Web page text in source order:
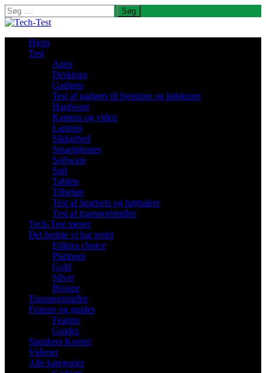
Søg
efter:
Hjem
Test
Apps
Desktops
Gadgets
Test af gadgets til hjemmet og køkkenet
Hardware
Kamera og video
Laptops
Sikkerhed
Smartphones
Software
Spil
Tablets
Tilbehør
Test af headsets og højttalere
Test af transportmidler
Tech-Test mener
Det bedste vi har testet
Editors choice
Platinum
Gold
Silver
Bronze
Transportmidler
Feature og guides
Feature
Guides
Speakers Korner
Videoer
Alle kategorier